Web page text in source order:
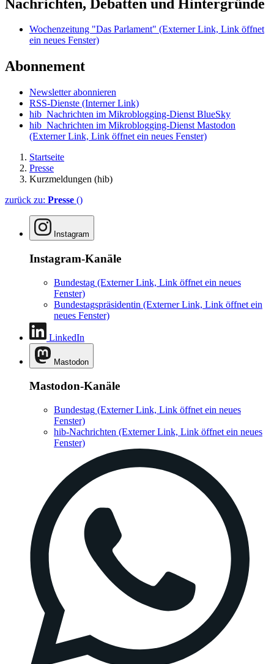
Nachrichten, Debatten und Hintergründe
Wochenzeitung "Das Parlament" (Externer Link, Link öffnet
ein neues Fenster)
Abonnement
Newsletter abonnieren
RSS-Dienste (Interner Link)
hib_Nachrichten im Mikroblogging-Dienst BlueSky
hib_Nachrichten im Mikroblogging-Dienst Mastodon
(Externer Link, Link öffnet ein neues Fenster)
Startseite
Presse
Kurzmeldungen (hib)
zurück zu: Presse ()
Instagram
Instagram-Kanäle
Bundestag (Externer Link, Link öffnet ein neues
Fenster)
Bundestagspräsidentin (Externer Link, Link öffnet ein
neues Fenster)
LinkedIn
Mastodon
Mastodon-Kanäle
Bundestag (Externer Link, Link öffnet ein neues
Fenster)
hib-Nachrichten (Externer Link, Link öffnet ein neues
Fenster)